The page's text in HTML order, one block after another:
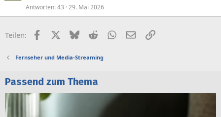
Antworten 43 29. Mai 2026
Teilen: FacebookX (Twitter)
BlueskyRedditWhatsApp
E-MailLink
Fernseher und Media-Streaming
Passend zum Thema